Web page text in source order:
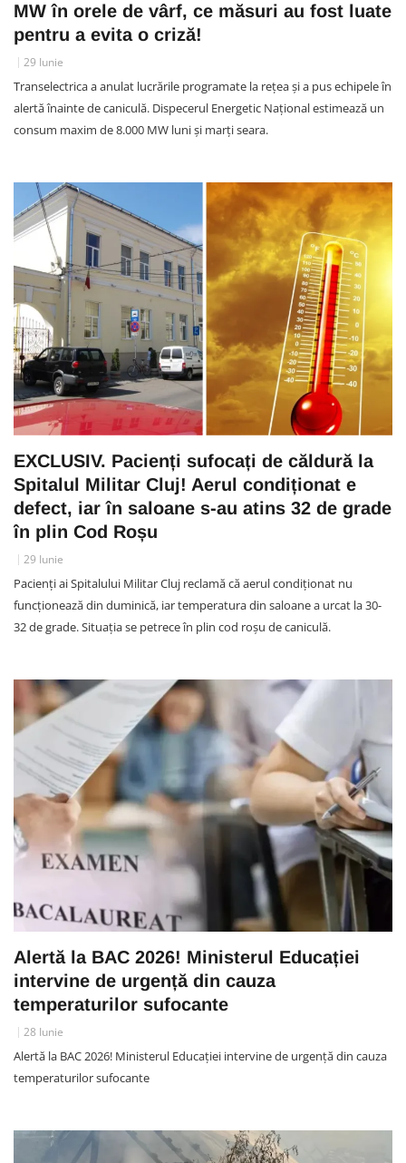
MW în orele de vârf, ce măsuri au fost luate
pentru a evita o criză!
29 Iunie
Transelectrica a anulat lucrările programate la rețea și a pus echipele în
alertă înainte de caniculă. Dispecerul Energetic Național estimează un
consum maxim de 8.000 MW luni și marți seara.
EXCLUSIV. Pacienți sufocați de căldură la
Spitalul Militar Cluj! Aerul condiționat e
defect, iar în saloane s-au atins 32 de grade
în plin Cod Roșu
29 Iunie
Pacienți ai Spitalului Militar Cluj reclamă că aerul condiționat nu
funcționează din duminică, iar temperatura din saloane a urcat la 30-
32 de grade. Situația se petrece în plin cod roșu de caniculă.
Alertă la BAC 2026! Ministerul Educației
intervine de urgență din cauza
temperaturilor sufocante
28 Iunie
Alertă la BAC 2026! Ministerul Educației intervine de urgență din cauza
temperaturilor sufocante